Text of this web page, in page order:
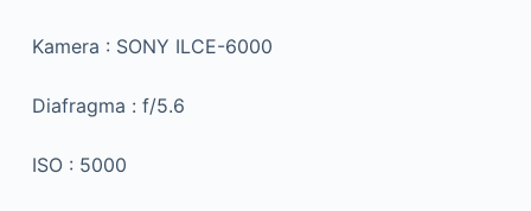
Kamera : SONY ILCE-6000
Diafragma : f/5.6
ISO : 5000